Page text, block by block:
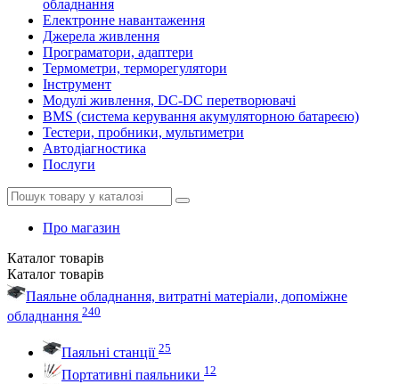
обладнання
Електронне навантаження
Джерела живлення
Програматори, адаптери
Термометри, терморегулятори
Інструмент
Модулі живлення, DC-DC перетворювачі
BMS (система керування акумуляторною батареєю)
Тестери, пробники, мультиметри
Автодіагностика
Послуги
Про магазин
Каталог товарів
Каталог товарів
Паяльне обладнання, витратні матеріали, допоміжне
обладнання 240
Паяльні станції 25
Портативні паяльники 12